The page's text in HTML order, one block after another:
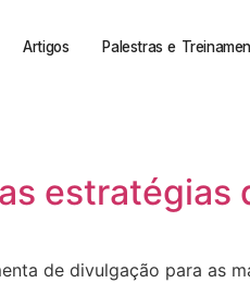
Artigos Palestras e
estratégias
de divulgação para as